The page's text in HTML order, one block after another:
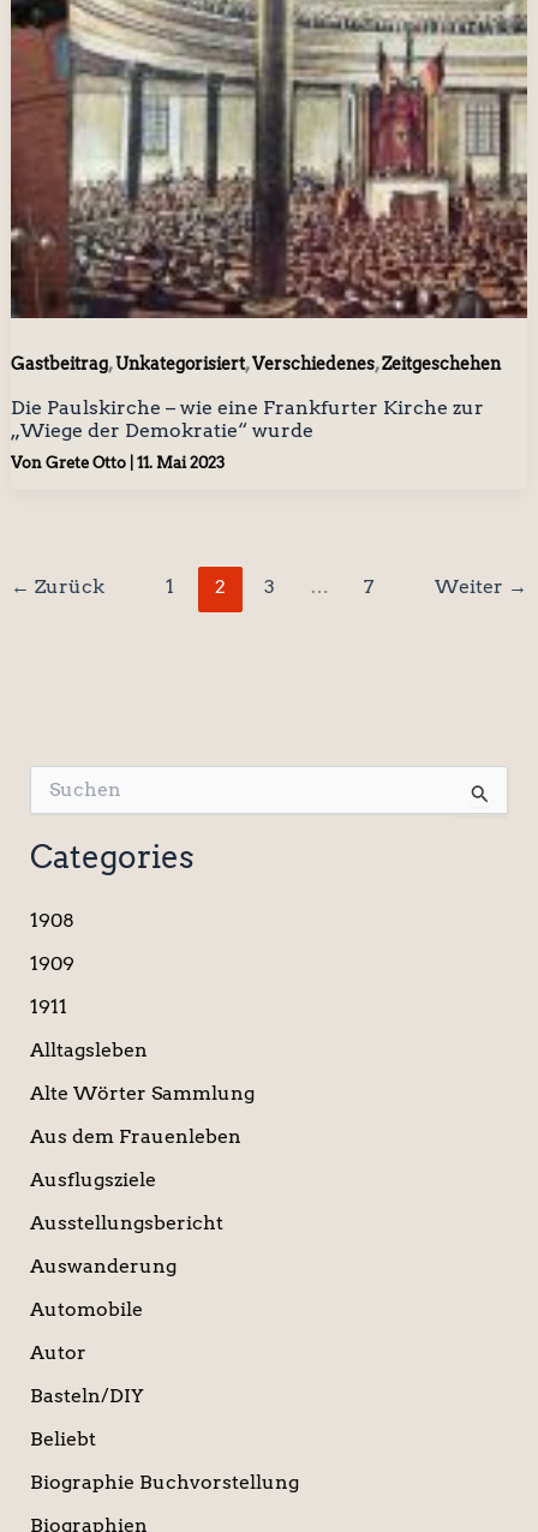
Gastbeitrag,Unkategorisiert,Verschiedenes,Zeitgeschehen
Die Paulskirche – wie eine Frankfurter Kirche zur
„Wiege der Demokratie“ wurde
Von Grete Otto 11. Mai 2023
← Zurück 1 2 3 … 7 Weiter →
u
c
h
n
a
h
Categories
1908
1909
1911
Alltagsleben
Alte Wörter Sammlung
Aus dem Frauenleben
Ausflugsziele
Ausstellungsbericht
Auswanderung
Automobile
Autor
Basteln/DIY
Beliebt
Biographie Buchvorstellung
Biographien